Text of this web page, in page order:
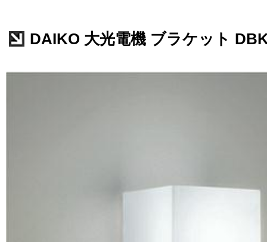
DAIKO 大光電機 ブラケット